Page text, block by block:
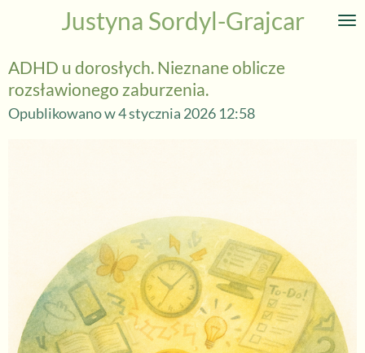
głównej
treści
Justyna Sordyl-Grajcar
ADHD u dorosłych. Nieznane oblicze
rozsławionego zaburzenia.
Opublikowano w 4 stycznia 2026 12:58